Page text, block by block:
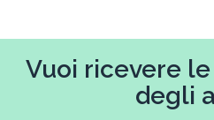
Vuoi ricevere
degli